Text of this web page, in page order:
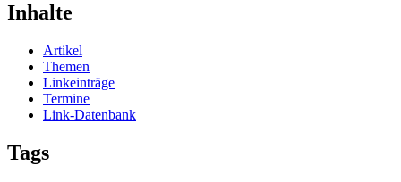
Inhalte
Artikel
Themen
Linkeinträge
Termine
Link-Datenbank
Tags